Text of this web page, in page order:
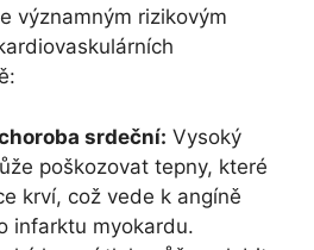
významným rizikovým
srdeční: Vysoký
poškozovat tepny, které
krví, což vede k angíně
infarktu myokardu.